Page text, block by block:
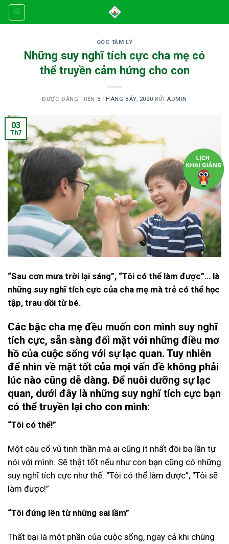
Skip
GÓC TÂM LÝ
Những suy nghĩ tích cực cha mẹ có
thể truyền cảm hứng cho con
ĐƯỢC ĐĂNG TRÊN 3 THÁNG BẢY, 2020 BỞI ADMIN
03
Th7
“Sau cơn mưa trời lại sáng”, “Tôi có thể làm được”… là
những suy nghĩ tích cực của cha mẹ mà trẻ có thể học
tập, trau dồi từ bé.
Các bậc cha mẹ đều muốn con mình suy nghĩ
tích cực, sẵn sàng đối mặt với những điều mơ
hồ của cuộc sống với sự lạc quan. Tuy nhiên
để nhìn về mặt tốt của mọi vấn đề không phải
lúc nào cũng dễ dàng. Để nuôi dưỡng sự lạc
quan, dưới đây là những suy nghĩ tích cực bạn
có thể truyền lại cho con mình:
“Tôi có thể!”
Một câu cổ vũ tinh thần mà ai cũng ít nhất đôi ba lần tự
nói với mình. Sẽ thật tốt nếu như con bạn cũng có những
suy nghĩ tích cực như thế. “Tôi có thể làm được”, “Tôi sẽ
làm được!”
“Tôi đứng lên từ những sai lầm”
Thất bại là một phần của cuộc sống, ngay cả khi chúng